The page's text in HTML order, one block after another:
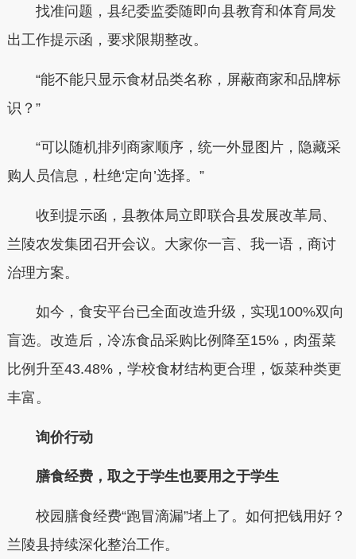
找准问题，县纪委监委随即向县教育和体育局发
出工作提示函，要求限期整改。
“能不能只显示食材品类名称，屏蔽商家和品牌标
识？”
“可以随机排列商家顺序，统一外显图片，隐藏采
购人员信息，杜绝‘定向’选择。”
收到提示函，县教体局立即联合县发展改革局、
兰陵农发集团召开会议。大家你一言、我一语，商讨
治理方案。
如今，食安平台已全面改造升级，实现100%双向
盲选。改造后，冷冻食品采购比例降至15%，肉蛋菜
比例升至43.48%，学校食材结构更合理，饭菜种类更
丰富。
询价行动
膳食经费，取之于学生也要用之于学生
校园膳食经费“跑冒滴漏”堵上了。如何把钱用好？
兰陵县持续深化整治工作。